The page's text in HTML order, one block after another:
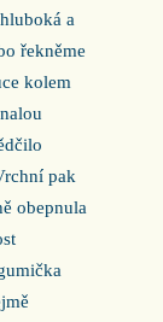
a
řekněme
kolem
pak
obepnula